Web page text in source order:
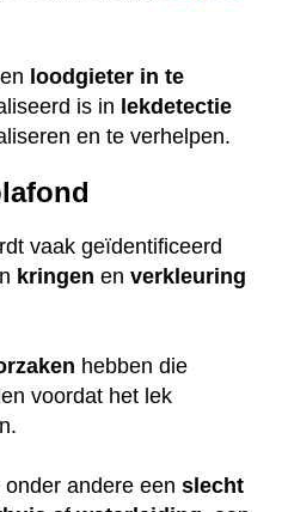
loodgieter in te
is in lekdetectie
en te verhelpen.
vaak geïdentificeerd
kringen en verkleuring
hebben die
voordat het lek
onder andere een slecht